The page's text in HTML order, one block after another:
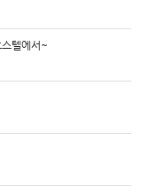
텔에서~